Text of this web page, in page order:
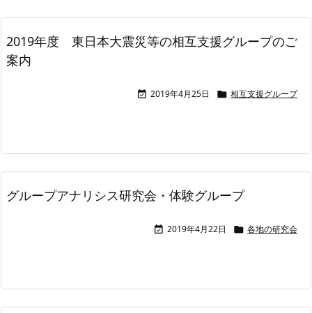
2019年度 東日本大震災等の相互支援グループのご
案内
 2019年4月25日  相互支援グループ
グループアナリシス研究会・体験グループ
 2019年4月22日  各地の研究会